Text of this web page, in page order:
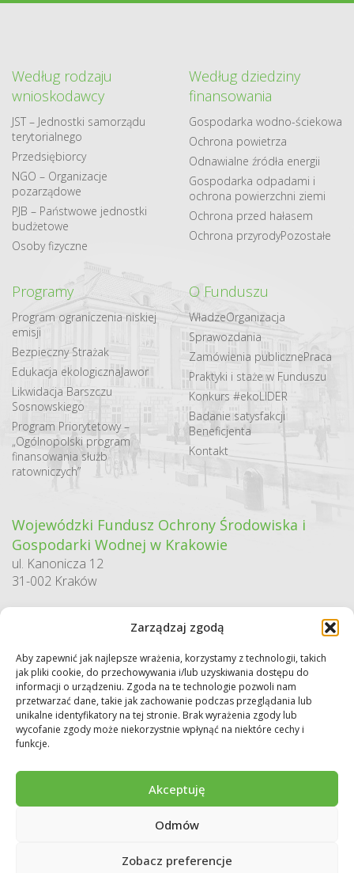
Zarządzaj zgodą
Aby zapewnić jak najlepsze wrażenia, korzystamy z technologii, takich
jak pliki cookie, do przechowywania i/lub uzyskiwania dostępu do
informacji o urządzeniu. Zgoda na te technologie pozwoli nam
przetwarzać dane, takie jak zachowanie podczas przeglądania lub
unikalne identyfikatory na tej stronie. Brak wyrażenia zgody lub
wycofanie zgody może niekorzystnie wpłynąć na niektóre cechy i
funkcje.
Akceptuję
Odmów
Zobacz preferencje
Według rodzaju
wnioskodawcy
JST – Jednostki samorządu
terytorialnego
Przedsiębiorcy
NGO – Organizacje
pozarządowe
PJB – Państwowe jednostki
budżetowe
Osoby fizyczne
Według dziedziny
finansowania
Gospodarka​ wodno​-ściekowa
Ochrona powietrza
Odnawialne​ źródła​ energii
Gospodarka odpadami i
ochrona powierzchni ziemi
Ochrona przed hałasem
Ochrona przyrodyPozostałe
Programy
Program ograniczenia niskiej
emisji
Bezpieczny Strażak
Edukacja ekologicznaJawor
Likwidacja Barszczu
Sosnowskiego
Program Priorytetowy –
„Ogólnopolski program
finansowania służb
ratowniczych”
O Funduszu
WładzeOrganizacja
Sprawozdania
Zamówienia publicznePraca
Praktyki i staże w Funduszu
Konkurs #ekoLIDER
Badanie satysfakcji
Beneficjenta
Kontakt
Wojewódzki Fundusz Ochrony Środowiska i
Gospodarki Wodnej w Krakowie
ul. Kanonicza 12
31-002 Kraków
Sekretariat / Dziennik podawczy
tel.: 12 422 94 90
e-mail:biuro@wfos.krakow.pl
Copyright © 2026 WFOŚiGW w Krakowie. Wszystkie prawa zastrzeżone.